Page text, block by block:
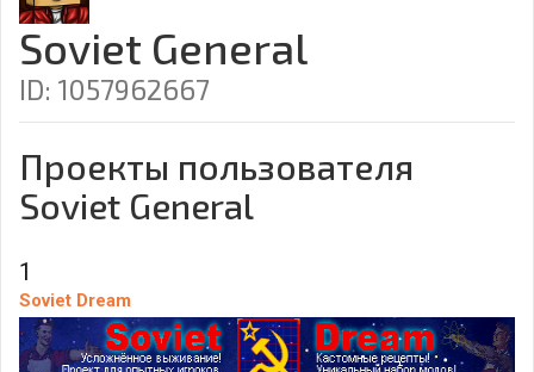
Soviet General
ID: 1057962667
Проекты пользователя
Soviet General
1
Soviet Dream